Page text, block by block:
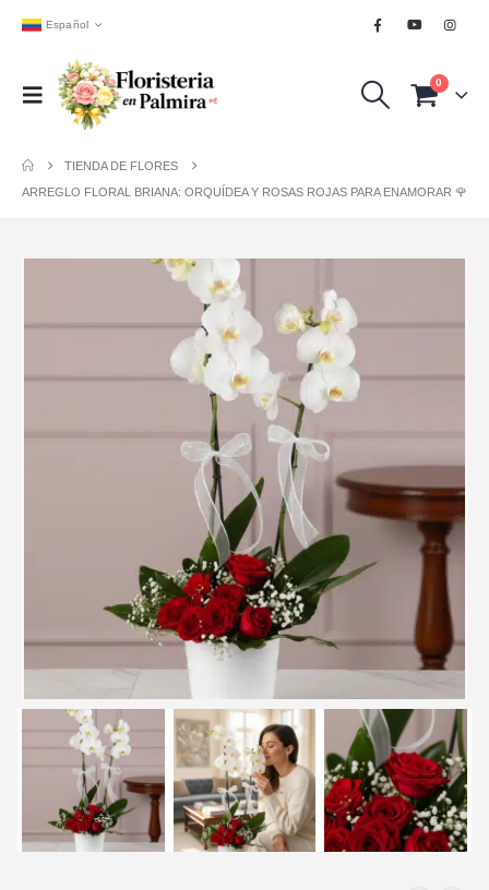
Español
0
TIENDA DE FLORES
ARREGLO FLORAL BRIANA: ORQUÍDEA Y ROSAS ROJAS PARA ENAMORAR 🌹